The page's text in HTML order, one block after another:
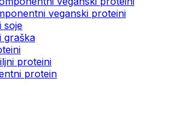
veganski proteini
soje
graška
proteini
protein